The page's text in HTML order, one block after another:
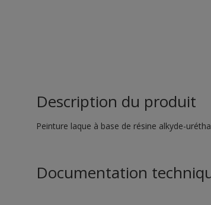
Description du produit
Peinture laque à base de résine alkyde-
Documentation